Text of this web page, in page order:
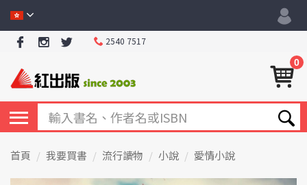
2540 7517
0
首頁 我要買書 流行讀物 小說 愛情小說